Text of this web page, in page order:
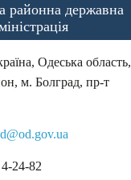
районна державна
Одеська область,
м. Болград, пр-т
24-82